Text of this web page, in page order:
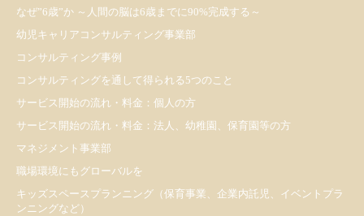
なぜ”6歳”か ～人間の脳は6歳までに90%完成する～
幼児キャリアコンサルティング事業部
コンサルティング事例
コンサルティングを通して得られる5つのこと
サービス開始の流れ・料金：個人の方
サービス開始の流れ・料金：法人、幼稚園、保育園等の方
マネジメント事業部
職場環境にもグローバルを
キッズスペースプランニング（保育事業、企業内託児、イベントプラ
ンニングなど）